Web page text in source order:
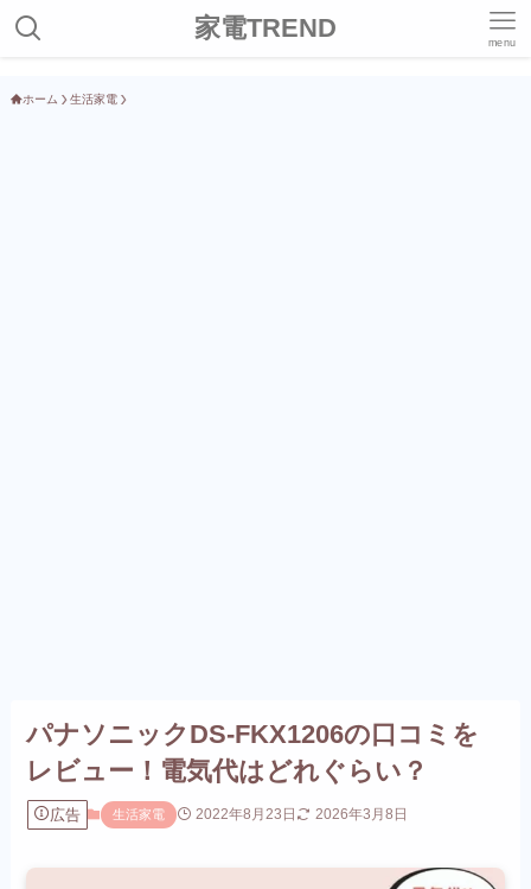
家電TREND menu
ホーム 生活家電
パナソニックDS-FKX1206の口コミを
レビュー！電気代はどれぐらい？
広告 生活家電 2022年8月23日 2026年3月8日